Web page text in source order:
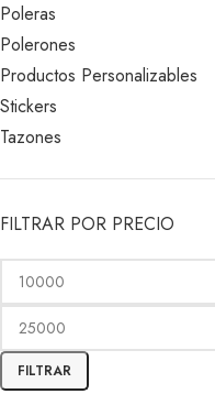
Poleras
Polerones
Productos Personalizables
Stickers
Tazones
FILTRAR POR PRECIO
FILTRAR